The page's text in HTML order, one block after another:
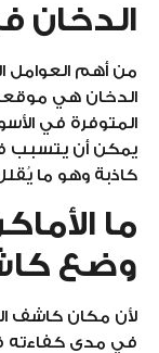
الدخان
من أهم العوامل
الدخان هي
المتوفرة في
يمكن أن يتسبب
كاذبة وهو ما
ما
وضع
لأن مكان كاشف
في مدى كفاءته